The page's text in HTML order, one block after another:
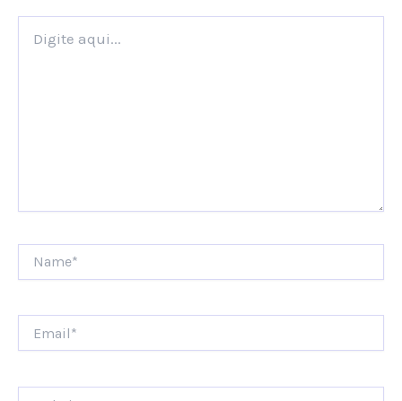
aqui...